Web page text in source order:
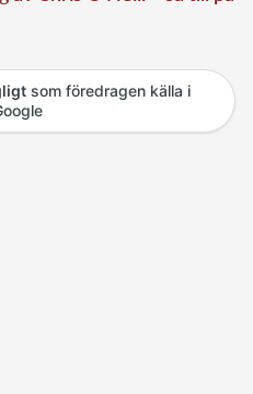
som föredragen källa i